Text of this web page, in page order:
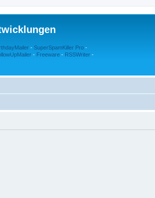
- SuperSpamKiller Pro -
- Freeware - RSSWriter -